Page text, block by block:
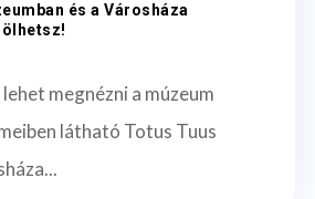
és a Városháza
megnézni a múzeum
látható Totus Tuus